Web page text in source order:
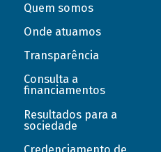
Quem somos
Onde atuamos
Transparência
Consulta a
financiamentos
Resultados para a
sociedade
Credenciamento de